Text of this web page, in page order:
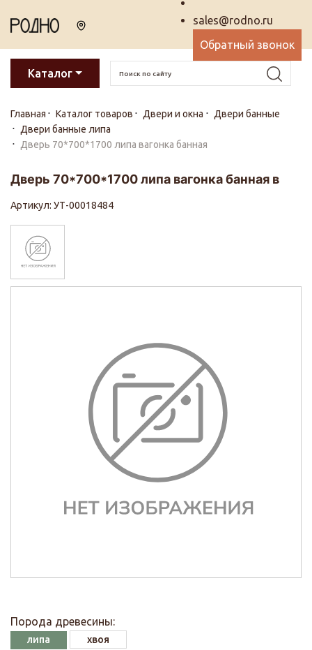
sales@rodno.ru
Обратный звонок
Каталог
Главная Каталог товаров Двери и окна
Двери банные
Двери банные липа
Дверь 70*700*1700 липа вагонка банная
Дверь 70*700*1700 липа вагонка банная в
Артикул: УТ-00018484
Порода древесины:
липа хвоя